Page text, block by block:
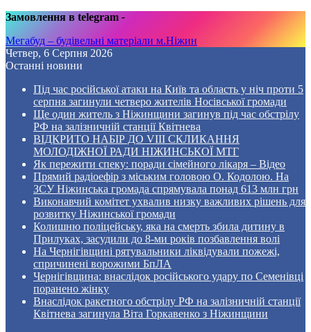
Замовлення в telegram -
Мегабуд – будівельні матеріали м.Ніжин
Четвер, 6 Серпня 2026
Останні новини
Під час російської атаки на Київ та область у ніч проти 5
серпня загинули четверо жителів Носівської громади
Ще один житель з Ніжинщини загинув під час обстрілу
РФ на залізничній станції Квітнева
ВІДКРИТО НАБІР ДО VIII СКЛИКАННЯ
МОЛОДІЖНОЇ РАДИ НІЖИНСЬКОЇ МТГ
Як пережити спеку: поради сімейного лікаря – Відео
Прямий радіоефір з міським головою О. Кодолою. На
ЗСУ Ніжинська громада спрямувала понад 613 млн грн
Виконавчий комітет ухвалив низку важливих рішень для
розвитку Ніжинської громади
Колишню поліцейську, яка на смерть збила дитину в
Прилуках, засудили до 8-ми років позбавлення волі
На Чернігівщині рятувальники ліквідували пожежі,
спричинені ворожими БпЛА
Чернігівщина: внаслідок російського удару по Семенівці
поранено жінку
Внаслідок ракетного обстрілу РФ на залізничній станції
Квітнева загинула Віта Горкавенко з Ніжинщини